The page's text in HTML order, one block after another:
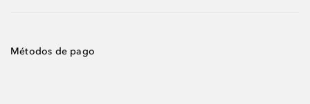
Métodos de pago